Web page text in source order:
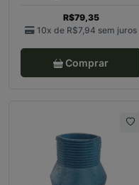
R$79,35
10x de R$7,94 sem juros
Comprar